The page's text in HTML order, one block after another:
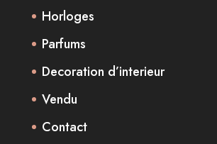
Horloges
Parfums
Decoration d’interieur
Vendu
Contact